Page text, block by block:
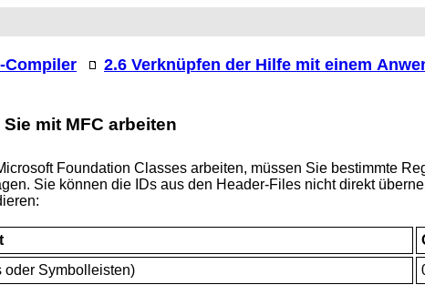
Compiler 2.6 Verknüpfen der Hilfe mit einem
Sie mit MFC arbeiten
Foundation Classes arbeiten, müssen Sie bestimmte
Sie können die IDs aus den Header-Files nicht direkt
oder Symbolleisten)